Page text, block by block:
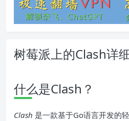
树莓派上的Clash详
什么是Clash？
Clash 是一款基于Go语言开发的